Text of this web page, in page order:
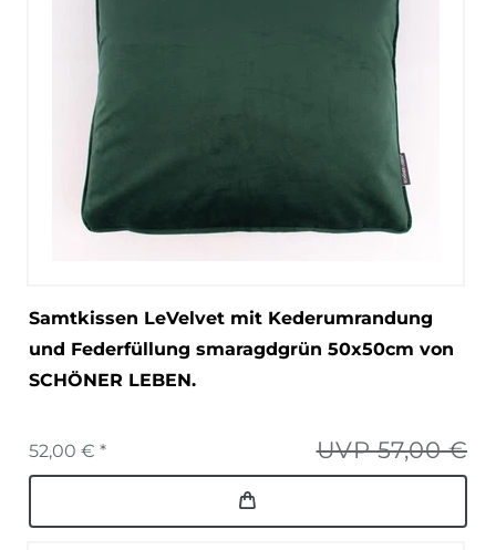
Samtkissen LeVelvet mit Kederumrandung
und Federfüllung smaragdgrün 50x50cm von
SCHÖNER LEBEN.
UVP 57,00 €
52,00 € *